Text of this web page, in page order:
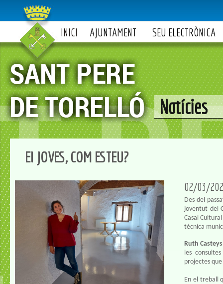
INICI AJUNTAMENT SEU ELECTRÒNICA
Notícies
EI JOVES, COM ESTEU?
02/03/
Des del
joventut del
Casal
tècnica
Ruth Casteys
les
projectes
En el treball